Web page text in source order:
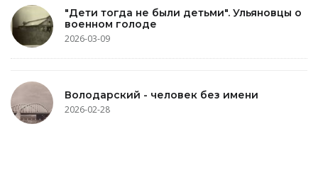
"Дети тогда не были детьми". Ульяновцы о
военном голоде
2026-03-09
Володарский - человек без имени
2026-02-28